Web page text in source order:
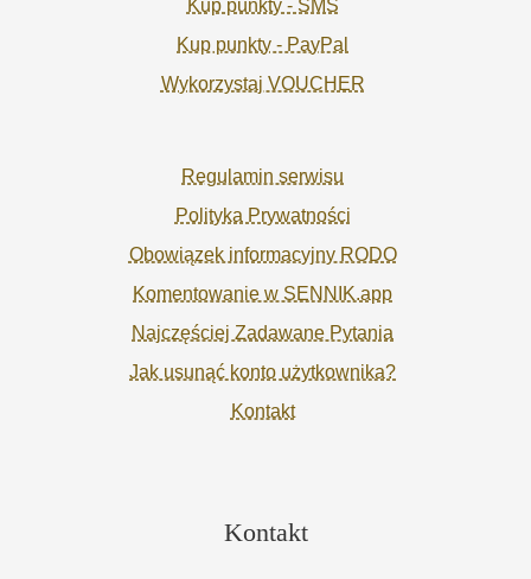
Kup punkty - SMS
Kup punkty - PayPal
Wykorzystaj VOUCHER
Regulamin serwisu
Polityka Prywatności
Obowiązek informacyjny RODO
Komentowanie w SENNIK.app
Najczęściej Zadawane Pytania
Jak usunąć konto użytkownika?
Kontakt
Kontakt